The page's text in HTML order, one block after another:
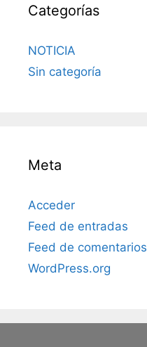
Categorías
NOTICIA
Sin categoría
Meta
Acceder
Feed de entradas
Feed de comentarios
WordPress.org